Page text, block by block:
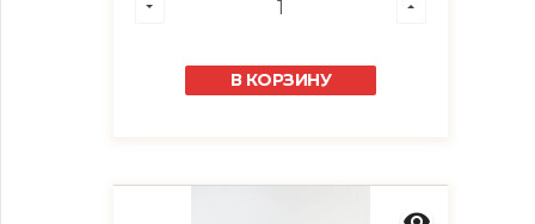
В КОРЗИНУ